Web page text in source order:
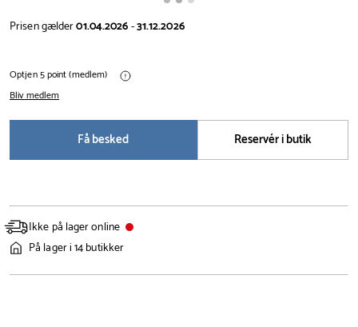
Prisen gælder01.04.2026-31.12.2026
Optjen 5 point (medlem)
Bliv medlem
Få besked Reservér i butik
Ikke på lager online
På lager i 14 butikker